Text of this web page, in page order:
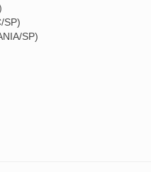
SP)
SP)